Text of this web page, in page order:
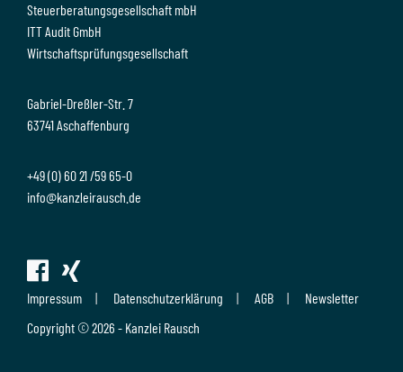
Steuerberatungsgesellschaft mbH
ITT Audit GmbH
Wirtschaftsprüfungsgesellschaft
Gabriel-Dreßler-Str. 7
63741 Aschaffenburg
+49 (0) 60 21 /59 65-0
info@kanzleirausch.de
Impressum Datenschutzerklärung AGB
Newsletter
Copyright © 2026 - Kanzlei Rausch